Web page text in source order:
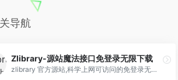
导航
Zlibrary-源站魔法接口免登录无限下载
zlibrary 官方源站,科学上网可访问的免登录无限下载